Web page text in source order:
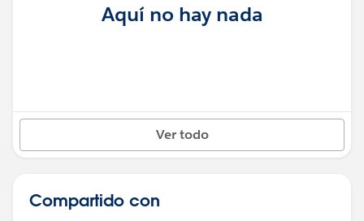
Aquí no hay nada
Ver todo
Compartido con